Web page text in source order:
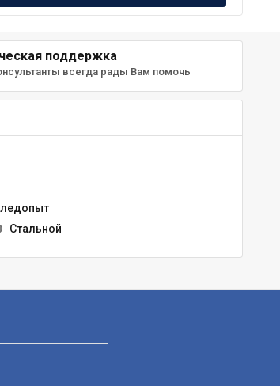
поддержка
всегда рады Вам помочь
Стальной